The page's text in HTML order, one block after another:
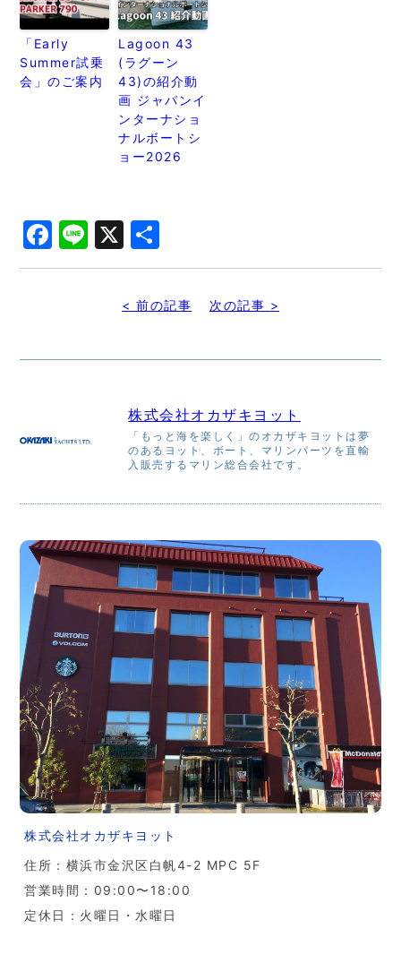
「Early
Summer試乗
会」のご案内
Lagoon 43
(ラグーン
43)の紹介動
画 ジャパンイ
ンターナショ
ナルボートシ
ョー2026
Facebook
Line
X
有
< 前の記事 次の記事 >
株式会社オカザキヨット
「もっと海を楽しく」のオカザキヨットは夢
のあるヨット、ボート、マリンパーツを直輸
入販売するマリン総合会社です。
株式会社オカザキヨット
住所：横浜市金沢区白帆4-2 MPC 5F
営業時間：09:00〜18:00
定休日：火曜日・水曜日